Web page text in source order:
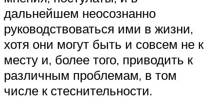
дальнейшем неосознанно
руководствоваться ими в жизни,
хотя они могут быть и совсем не к
месту и, более того, приводить к
различным проблемам, в том
числе к стеснительности.